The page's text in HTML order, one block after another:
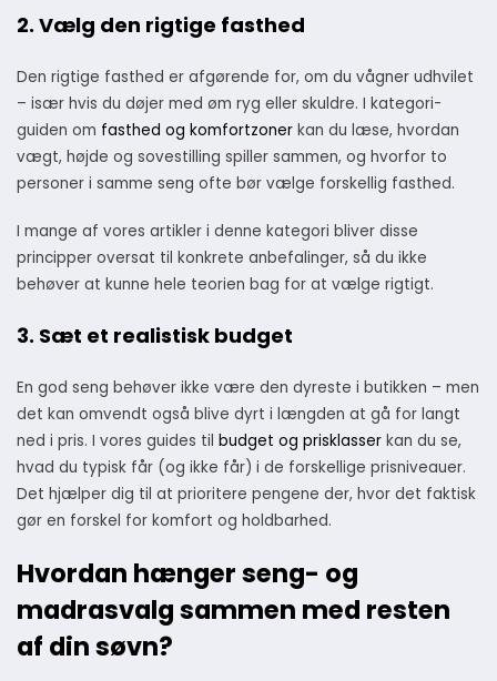
2. Vælg den rigtige fasthed
Den rigtige fasthed er afgørende for, om du vågner udhvilet
– især hvis du døjer med øm ryg eller skuldre. I kategori-
guiden om fasthed og komfortzoner kan du læse, hvordan
vægt, højde og sovestilling spiller sammen, og hvorfor to
personer i samme seng ofte bør vælge forskellig fasthed.
I mange af vores artikler i denne kategori bliver disse
principper oversat til konkrete anbefalinger, så du ikke
behøver at kunne hele teorien bag for at vælge rigtigt.
3. Sæt et realistisk budget
En god seng behøver ikke være den dyreste i butikken – men
det kan omvendt også blive dyrt i længden at gå for langt
ned i pris. I vores guides til budget og prisklasser kan du se,
hvad du typisk får (og ikke får) i de forskellige prisniveauer.
Det hjælper dig til at prioritere pengene der, hvor det faktisk
gør en forskel for komfort og holdbarhed.
Hvordan hænger seng- og
madrasvalg sammen med resten
af din søvn?